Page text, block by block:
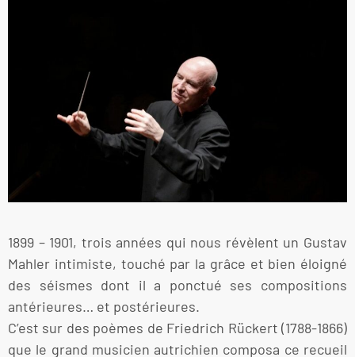
1899 – 1901, trois années qui nous révèlent un Gustav
Mahler intimiste, touché par la grâce et bien éloigné
des séismes dont il a ponctué ses compositions
antérieures… et postérieures.
C’est sur des poèmes de Friedrich Rückert (1788-1866)
que le grand musicien autrichien composa ce recueil